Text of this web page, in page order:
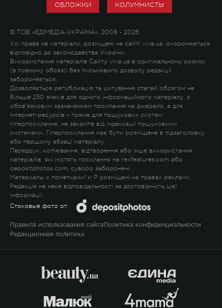
ОБЛОЖКИ КОЛУМНИСТЫ
© ТОВ «ЕДІМЕДІА-УКРАЇНА», 2008 - 2026
Усі права на матеріали, розміщені на сайті viva.ua, охороняються
відповідно до законодавства України.
Використання матеріалів Сайту viva.ua в оригінальному розмірі
(в повному обсязі) без письмового дозволу редакції
забороняється.
Дозволяється републікація та цитування статей обсягом не
більше 250 знаків для одного інформаційного матеріалу, з
обов'язковим зазначенням посилання на джерело, а для
Інтернет-ресурсів – пряме для пошукових систем
гіперпосилання, не закрите від індексації пошуковими
системами. Гіперпосилання має бути розміщене в підзаголовку
або першому абзаці матеріалу.
Передрук, копіювання, відтворення або інше використання
матеріалів, які містять посилання на rexfeatures.com або
depositphotos.com, суворо заборонені.
Материалы с пометками! и P розміщені на правах реклами.
Редакція не несе відповідальності за достовірність цієї
інформації.
Стоковые фото от:
Правила использования сайта Политика конфиденциальности
Редакционная политика